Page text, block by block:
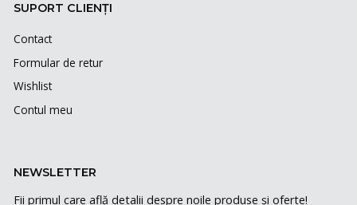
SUPORT CLIENȚI
Contact
Formular de retur
Wishlist
Contul meu
NEWSLETTER
Fii primul care află detalii despre noile produse și oferte!